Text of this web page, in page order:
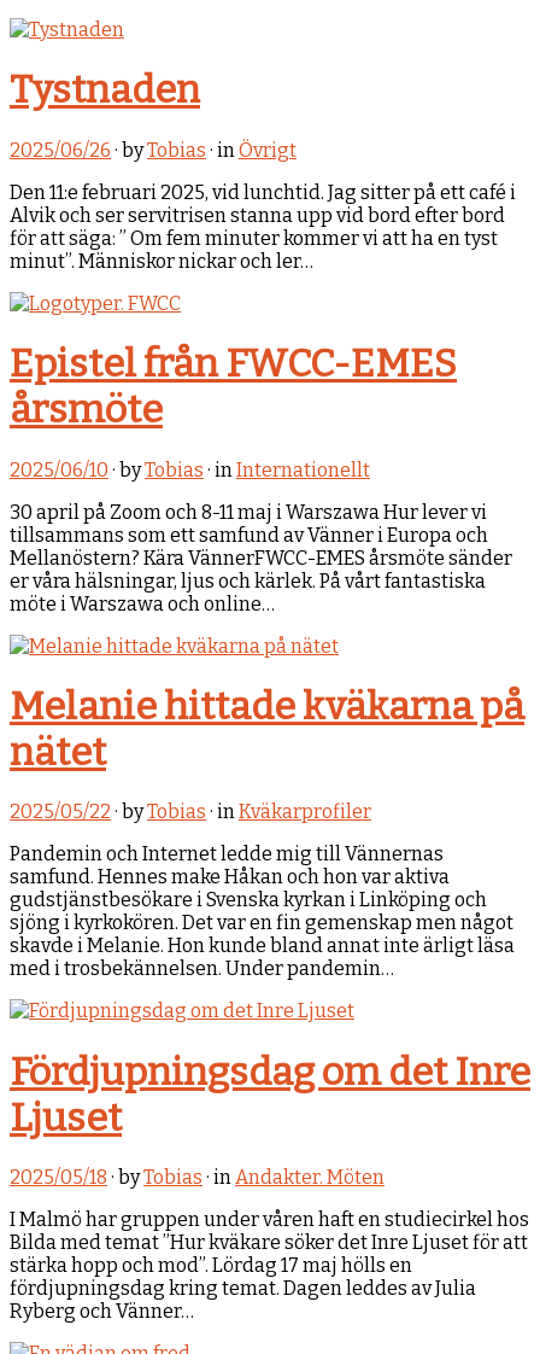
Tystnaden
2025/06/26 · byTobias · in Övrigt
Den 11:e februari 2025, vid lunchtid. Jag sitter på ett café i
Alvik och ser servitrisen stanna upp vid bord efter bord
för att säga: ” Om fem minuter kommer vi att ha en tyst
minut”. Människor nickar och ler…
Epistel från FWCC-EMES
årsmöte
2025/06/10 · byTobias · in Internationellt
30 april på Zoom och 8-11 maj i Warszawa Hur lever vi
tillsammans som ett samfund av Vänner i Europa och
Mellanöstern? Kära VännerFWCC-EMES årsmöte sänder
er våra hälsningar, ljus och kärlek. På vårt fantastiska
möte i Warszawa och online…
Melanie hittade kväkarna på
nätet
2025/05/22 · byTobias · inKväkarprofiler
Pandemin och Internet ledde mig till Vännernas
samfund. Hennes make Håkan och hon var aktiva
gudstjänstbesökare i Svenska kyrkan i Linköping och
sjöng i kyrkokören. Det var en fin gemenskap men något
skavde i Melanie. Hon kunde bland annat inte ärligt läsa
med i trosbekännelsen. Under pandemin…
Fördjupningsdag om det Inre
Ljuset
2025/05/18 · byTobias · inAndakter. Möten
I Malmö har gruppen under våren haft en studiecirkel hos
Bilda med temat ”Hur kväkare söker det Inre Ljuset för att
stärka hopp och mod”. Lördag 17 maj hölls en
fördjupningsdag kring temat. Dagen leddes av Julia
Ryberg och Vänner…